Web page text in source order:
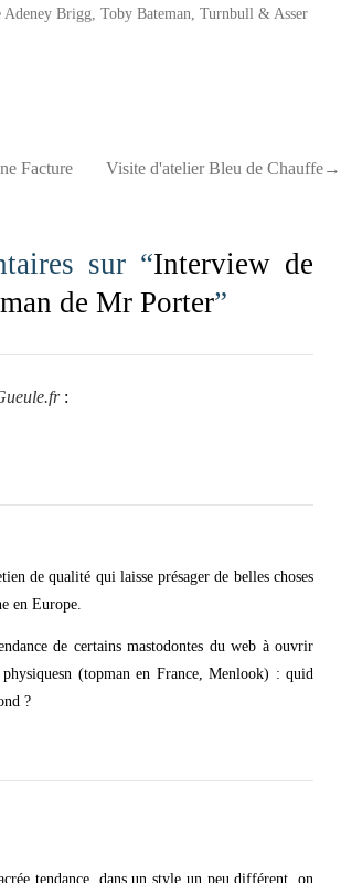
Adeney Brigg, Toby Bateman Turnbull & Asser
Facture Visite d'atelier Bleu de Chauffe→
sur “Interview de
de Mr Porter”
:
de qualité qui laisse présager de belles choses
en Europe.
de certains mastodontes du web à ouvrir
(topman en France, Menlook) : quid
?
tendance, dans un style un peu différent, on